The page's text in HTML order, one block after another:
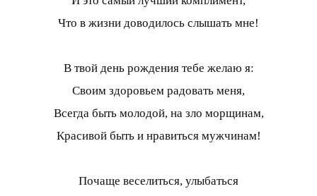
Что в жизни доводилось слышать мне!
В твой день рождения тебе желаю я:
Своим здоровьем радовать меня,
Всегда быть молодой, на зло морщинам,
Красивой быть и нравиться мужчинам!
Почаще веселиться, улыбаться